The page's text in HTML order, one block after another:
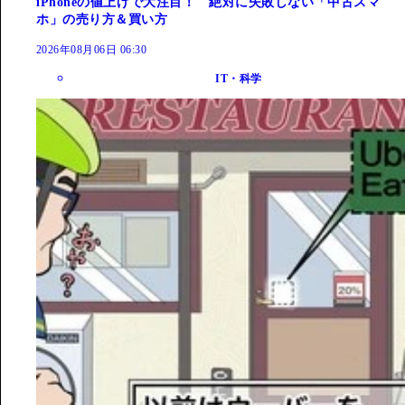
ホ」の売り方＆買い方
2026年08月06日 06:30
IT・科学